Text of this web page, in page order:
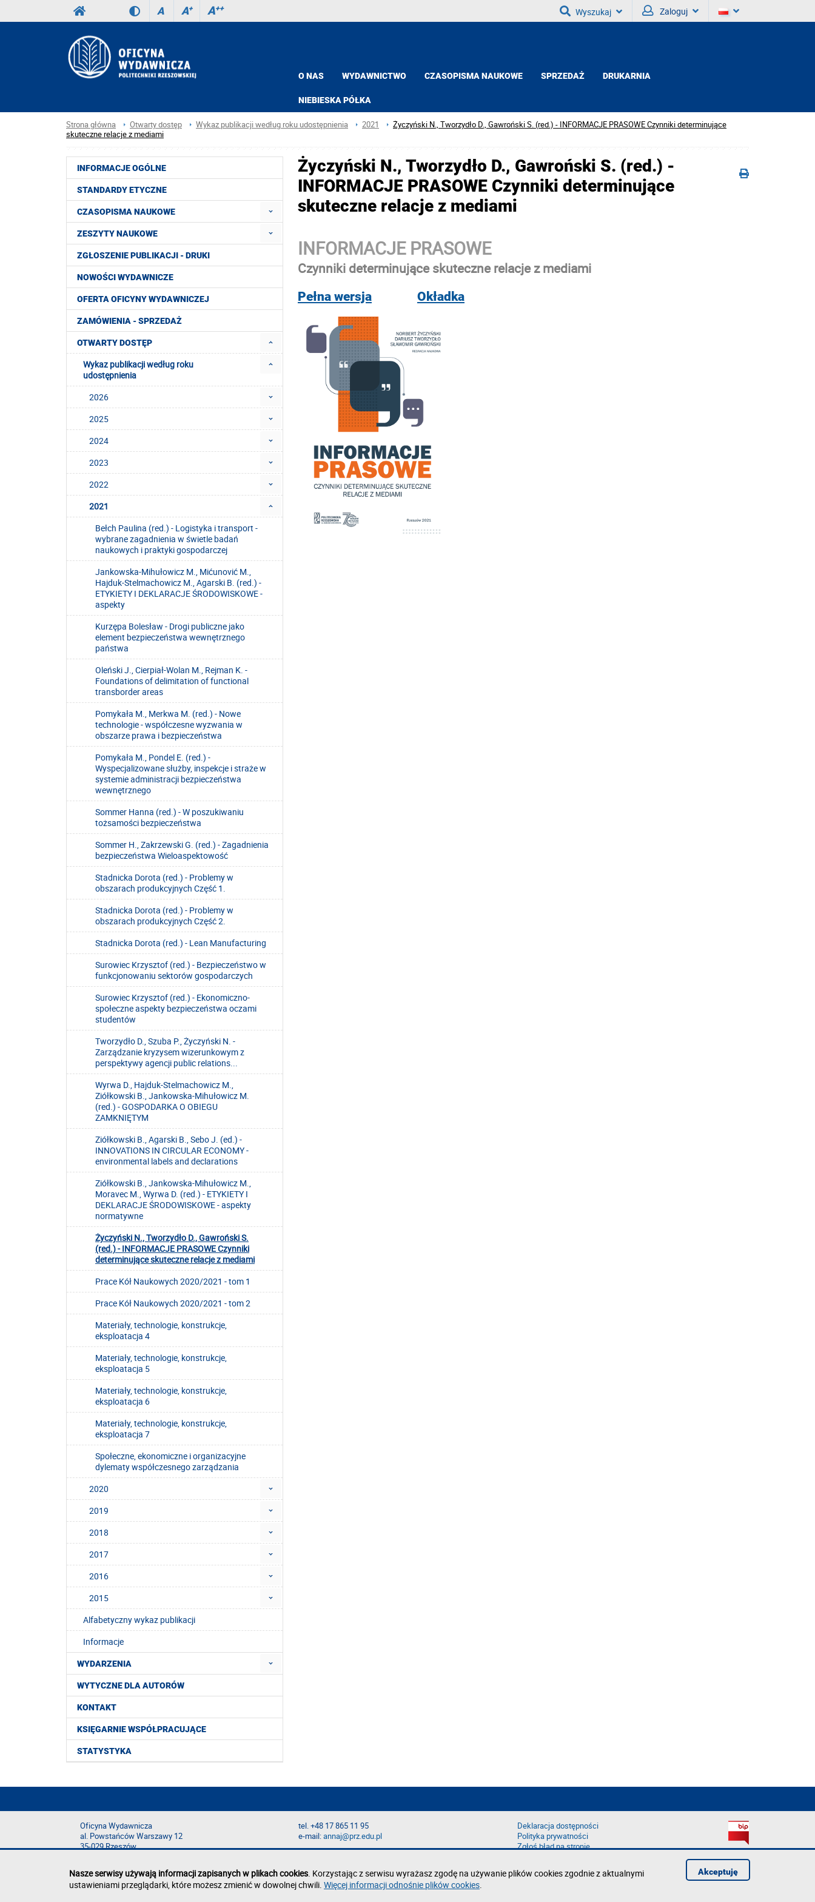
A A+ A++ Wyszukaj Zaloguj
O NAS WYDAWNICTWO CZASOPISMA NAUKOWE SPRZEDAŻ DRUKARNIA
NIEBIESKA PÓŁKA
Strona główna Otwarty dostęp Wykaz publikacji według roku udostępnienia 2021
Życzyński N., Tworzydło D., Gawroński S. (red.) - INFORMACJE PRASOWE Czynniki determinujące
skuteczne relacje z mediami
INFORMACJE OGÓLNE
STANDARDY ETYCZNE
CZASOPISMA NAUKOWE
ZESZYTY NAUKOWE
ZGŁOSZENIE PUBLIKACJI - DRUKI
NOWOŚCI WYDAWNICZE
OFERTA OFICYNY WYDAWNICZEJ
ZAMÓWIENIA - SPRZEDAŻ
OTWARTY DOSTĘP
Wykaz publikacji według roku
udostępnienia
2026
2025
2024
2023
2022
2021
Bełch Paulina (red.) - Logistyka i transport -
wybrane zagadnienia w świetle badań
naukowych i praktyki gospodarczej
Jankowska-Mihułowicz M., Mićunović M.,
Hajduk-Stelmachowicz M., Agarski B. (red.) -
ETYKIETY I DEKLARACJE ŚRODOWISKOWE -
aspekty
Kurzępa Bolesław - Drogi publiczne jako
element bezpieczeństwa wewnętrznego
państwa
Oleński J., Cierpiał-Wolan M., Rejman K. -
Foundations of delimitation of functional
transborder areas
Pomykała M., Merkwa M. (red.) - Nowe
technologie - współczesne wyzwania w
obszarze prawa i bezpieczeństwa
Pomykała M., Pondel E. (red.) -
Wyspecjalizowane służby, inspekcje i straże w
systemie administracji bezpieczeństwa
wewnętrznego
Sommer Hanna (red.) - W poszukiwaniu
tożsamości bezpieczeństwa
Sommer H., Zakrzewski G. (red.) - Zagadnienia
bezpieczeństwa Wieloaspektowość
Stadnicka Dorota (red.) - Problemy w
obszarach produkcyjnych Część 1.
Stadnicka Dorota (red.) - Problemy w
obszarach produkcyjnych Część 2.
Stadnicka Dorota (red.) - Lean Manufacturing
Surowiec Krzysztof (red.) - Bezpieczeństwo w
funkcjonowaniu sektorów gospodarczych
Surowiec Krzysztof (red.) - Ekonomiczno-
społeczne aspekty bezpieczeństwa oczami
studentów
Tworzydło D., Szuba P., Życzyński N. -
Zarządzanie kryzysem wizerunkowym z
perspektywy agencji public relations...
Wyrwa D., Hajduk-Stelmachowicz M.,
Ziółkowski B., Jankowska-Mihułowicz M.
(red.) - GOSPODARKA O OBIEGU
ZAMKNIĘTYM
Ziółkowski B., Agarski B., Sebo J. (ed.) -
INNOVATIONS IN CIRCULAR ECONOMY -
environmental labels and declarations
Ziółkowski B., Jankowska-Mihułowicz M.,
Moravec M., Wyrwa D. (red.) - ETYKIETY I
DEKLARACJE ŚRODOWISKOWE - aspekty
normatywne
Życzyński N., Tworzydło D., Gawroński S.
(red.) - INFORMACJE PRASOWE Czynniki
determinujące skuteczne relacje z mediami
Prace Kół Naukowych 2020/2021 - tom 1
Prace Kół Naukowych 2020/2021 - tom 2
Materiały, technologie, konstrukcje,
eksploatacja 4
Materiały, technologie, konstrukcje,
eksploatacja 5
Materiały, technologie, konstrukcje,
eksploatacja 6
Materiały, technologie, konstrukcje,
eksploatacja 7
Społeczne, ekonomiczne i organizacyjne
dylematy współczesnego zarządzania
2020
2019
2018
2017
2016
2015
Alfabetyczny wykaz publikacji
Informacje
WYDARZENIA
WYTYCZNE DLA AUTORÓW
KONTAKT
KSIĘGARNIE WSPÓŁPRACUJĄCE
STATYSTYKA
Życzyński N., Tworzydło D., Gawroński S. (red.) -
INFORMACJE PRASOWE Czynniki determinujące
skuteczne relacje z mediami
INFORMACJE PRASOWE
Czynniki determinujące skuteczne relacje z mediami
Pełna wersja Okładka
Oficyna Wydawnicza
al. Powstańców Warszawy 12
35-029 Rzeszów
tel. +48 17 865 11 95
e-mail:annaj@prz.edu.pl
Deklaracja dostępności
Polityka prywatności
Zgłoś błąd na stronie
Nasze serwisy używają informacji zapisanych w plikach cookies. Korzystając z serwisu wyrażasz zgodę na używanie plików cookies zgodnie z aktualnymi
ustawieniami przeglądarki, które możesz zmienić w dowolnej chwili. Więcej informacji odnośnie plików cookies.
Akceptuję